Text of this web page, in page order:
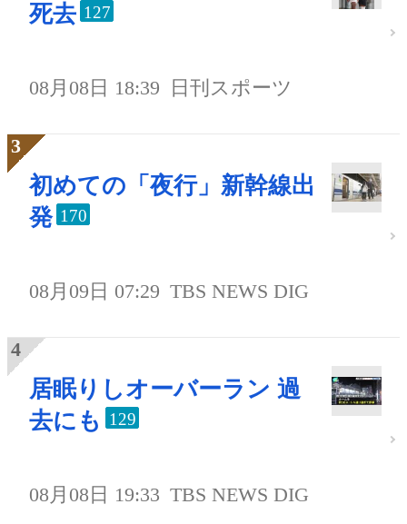
死去 127
08月08日 18:39 日刊スポーツ
初めての「夜行」新幹線出
発 170
08月09日 07:29 TBS NEWS DIG
居眠りしオーバーラン 過
去にも
129
08月08日 19:33 TBS NEWS DIG